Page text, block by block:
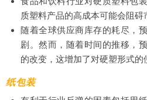
质塑料产品的高成本可能会阻碍
随着全球供应商库存的耗尽，
剧。然而，随着时间的推移，
的改变，这增加了对硬塑形式的
纸包装